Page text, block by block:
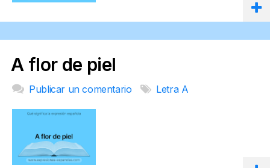
A flor de piel
Publicar un comentario Letra A